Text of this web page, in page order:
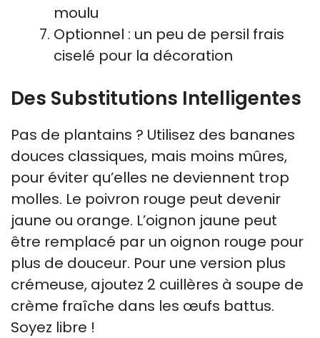
moulu
Optionnel : un peu de persil frais
ciselé pour la décoration
Des Substitutions Intelligentes
Pas de plantains ? Utilisez des bananes
douces classiques, mais moins mûres,
pour éviter qu’elles ne deviennent trop
molles. Le poivron rouge peut devenir
jaune ou orange. L’oignon jaune peut
être remplacé par un oignon rouge pour
plus de douceur. Pour une version plus
crémeuse, ajoutez 2 cuillères à soupe de
crème fraîche dans les œufs battus.
Soyez libre !